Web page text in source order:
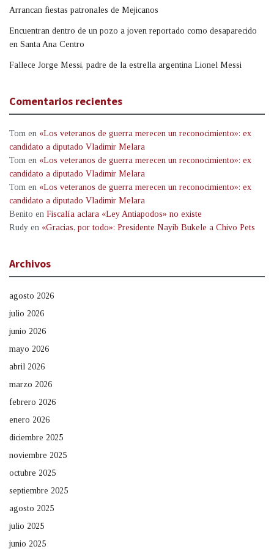
Arrancan fiestas patronales de Mejicanos
Encuentran dentro de un pozo a joven reportado como desaparecido
en Santa Ana Centro
Fallece Jorge Messi, padre de la estrella argentina Lionel Messi
Comentarios recientes
Tom en «Los veteranos de guerra merecen un reconocimiento»: ex
candidato a diputado Vladimir Melara
Tom en «Los veteranos de guerra merecen un reconocimiento»: ex
candidato a diputado Vladimir Melara
Tom en «Los veteranos de guerra merecen un reconocimiento»: ex
candidato a diputado Vladimir Melara
Benito en Fiscalía aclara «Ley Antiapodos» no existe
Rudy en «Gracias, por todo»: Presidente Nayib Bukele a Chivo Pets
Archivos
agosto 2026
julio 2026
junio 2026
mayo 2026
abril 2026
marzo 2026
febrero 2026
enero 2026
diciembre 2025
noviembre 2025
octubre 2025
septiembre 2025
agosto 2025
julio 2025
junio 2025